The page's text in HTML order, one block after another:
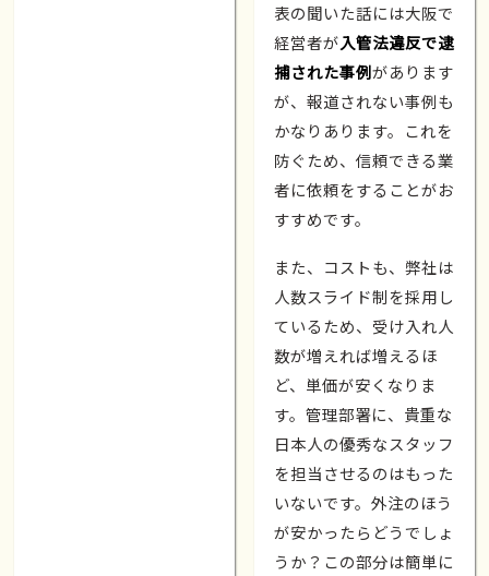
表の聞いた話には大阪で
経営者が入管法違反で逮
捕された事例があります
が、報道されない事例も
かなりあります。これを
防ぐため、信頼できる業
者に依頼をすることがお
すすめです。
また、コストも、弊社は
人数スライド制を採用し
ているため、受け入れ人
数が増えれば増えるほ
ど、単価が安くなりま
す。管理部署に、貴重な
日本人の優秀なスタッフ
を担当させるのはもった
いないです。外注のほう
が安かったらどうでしょ
うか？この部分は簡単に